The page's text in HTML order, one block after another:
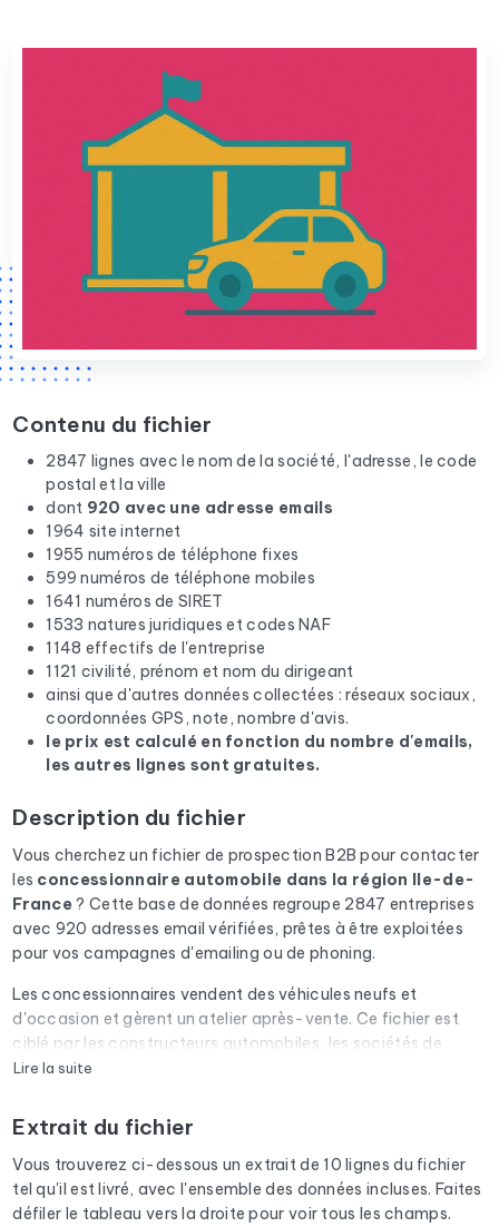
Contenu du fichier
2847 lignes avec le nom de la société, l'adresse, le code
postal et la ville
dont 920 avec une adresse emails
1964 site internet
1955 numéros de téléphone fixes
599 numéros de téléphone mobiles
1641 numéros de SIRET
1533 natures juridiques et codes NAF
1148 effectifs de l'entreprise
1121 civilité, prénom et nom du dirigeant
ainsi que d'autres données collectées : réseaux sociaux,
coordonnées GPS, note, nombre d'avis.
le prix est calculé en fonction du nombre d'emails,
les autres lignes sont gratuites.
Description du fichier
Vous cherchez un fichier de prospection B2B pour contacter
les concessionnaire automobile dans la région Ile-de-
France ? Cette base de données regroupe 2847 entreprises
avec 920 adresses email vérifiées, prêtes à être exploitées
pour vos campagnes d'emailing ou de phoning.
Les concessionnaires vendent des véhicules neufs et
d'occasion et gèrent un atelier après-vente. Ce fichier est
ciblé par les constructeurs automobiles, les sociétés de
financement, les fournisseurs d'accessoires et les éditeurs de
Chaque email du fichier passe par une vérification
automatique via Cleanmylist.email avant d'être inclus. Les
adresses invalides, les boîtes pleines et les domaines expirés
sont retirés. Résultat : un taux de bounce bas et des
Lire la suite
Extrait du fichier
Vous trouverez ci-dessous un extrait de 10 lignes du fichier
tel qu'il est livré, avec l'ensemble des données incluses. Faites
défiler le tableau vers la droite pour voir tous les champs.